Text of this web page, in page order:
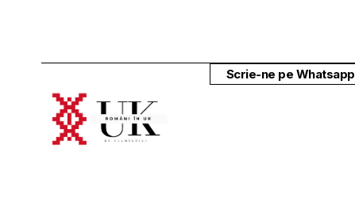
Scrie-ne pe